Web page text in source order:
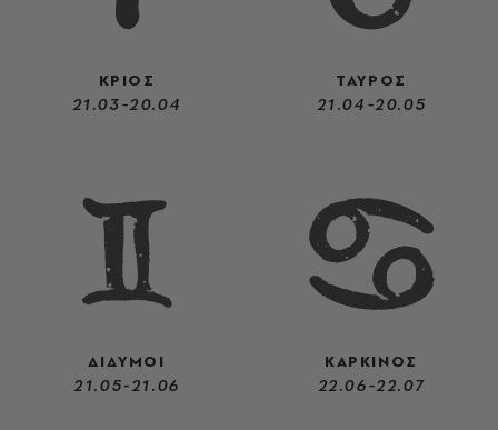
ΚΡΙΟΣ
21.03-20.04
ΤΑΥΡΟΣ
21.04-20.05
ΔΙΔΥΜΟΙ
21.05-21.06
ΚΑΡΚΙΝΟΣ
22.06-22.07